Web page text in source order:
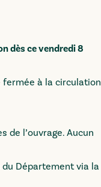
dès ce vendredi 8
fermée à la circulation
de l’ouvrage. Aucun
Département via la